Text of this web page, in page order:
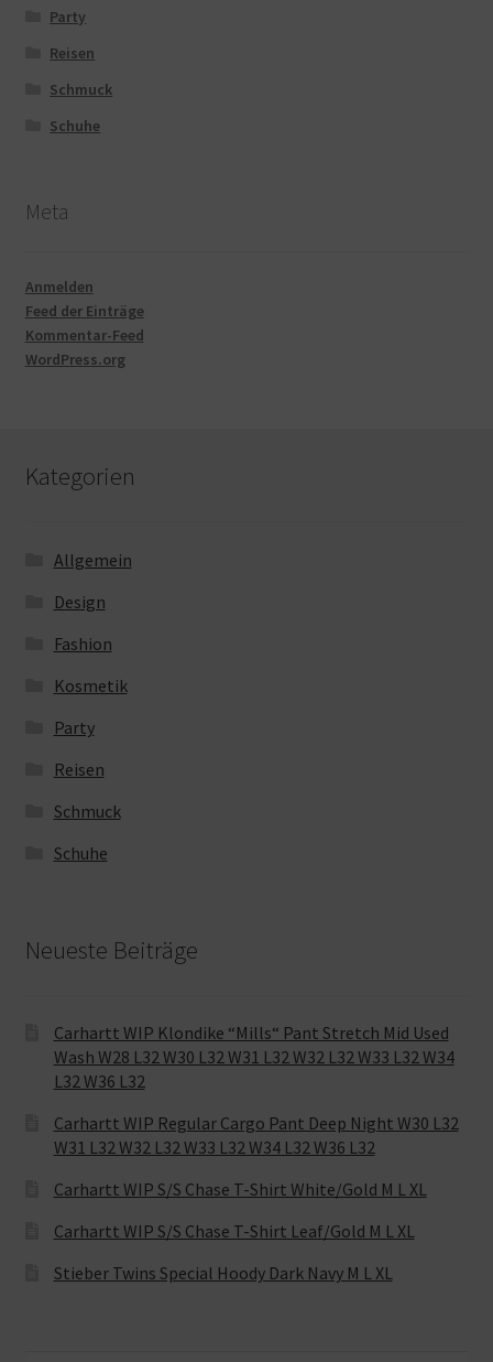
Party
Reisen
Schmuck
Schuhe
Meta
Anmelden
Feed der Einträge
Kommentar-Feed
WordPress.org
Kategorien
Allgemein
Design
Fashion
Kosmetik
Party
Reisen
Schmuck
Schuhe
Neueste Beiträge
Carhartt WIP Klondike “Mills“ Pant Stretch Mid Used
Wash W28 L32 W30 L32 W31 L32 W32 L32 W33 L32 W34
L32 W36 L32
Carhartt WIP Regular Cargo Pant Deep Night W30 L32
W31 L32 W32 L32 W33 L32 W34 L32 W36 L32
Carhartt WIP S/S Chase T-Shirt White/Gold M L XL
Carhartt WIP S/S Chase T-Shirt Leaf/Gold M L XL
Stieber Twins Special Hoody Dark Navy M L XL